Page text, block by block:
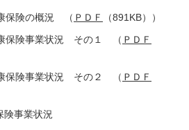
保険の概況 （ ＰＤＦ
（891KB））
保険事業状況 その１ （ ＰＤＦ
保険事業状況 その２ （ ＰＤＦ
事業状況